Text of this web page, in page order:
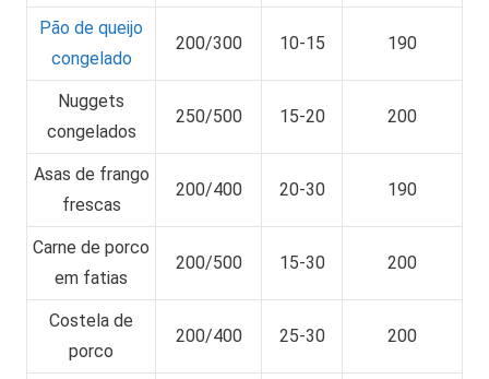
Pão de queijo
congelado
200/300 10-15 190
Nuggets
congelados
250/500 15-20 200
Asas de frango
frescas
200/400 20-30 190
Carne de porco
em fatias
200/500 15-30 200
Costela de
porco
200/400 25-30 200